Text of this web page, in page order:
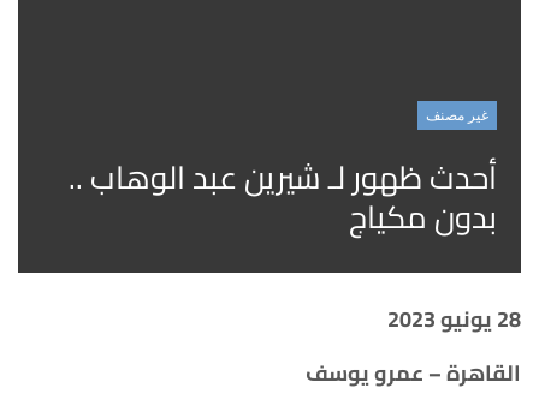
غير مصنف
أحدث ظهور لـ شيرين عبد الوهاب ..
بدون مكياج
28 يونيو 2023
القاهرة – عمرو يوسف